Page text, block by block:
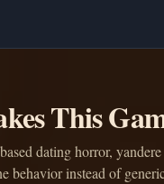
This
dating horror,
behavior instead of